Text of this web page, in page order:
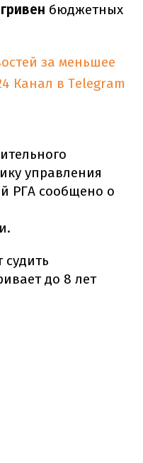
бюджетных
за меньшее
Канал в Telegram
управления
РГА сообщено о
судить
до 8 лет